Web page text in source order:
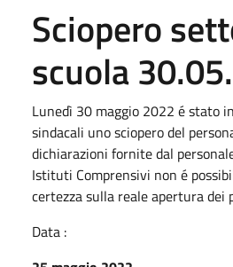
Sciopero
scuola
Lunedì 30 maggio 2022 é stato
sindacali uno sciopero del
dichiarazioni fornite dal
Istituti Comprensivi non é
certezza sulla reale apertura dei
Data :